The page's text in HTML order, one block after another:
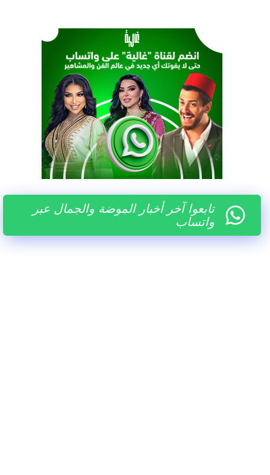
تابعوا آخر أخبار الموضة والجمال عبر
واتساب